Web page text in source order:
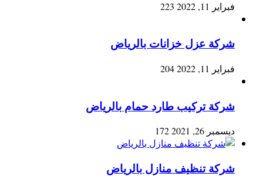
فبراير 11, 2022 223
شركة عزل خزانات بالرياض
فبراير 11, 2022 204
شركة تركيب طارد حمام بالرياض
ديسمبر 26, 2021 172
شركة تنظيف منازل بالرياض